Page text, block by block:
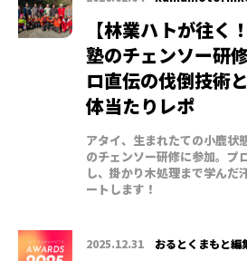
【林業ハトが往く
塾のチェンソー研
ロ直伝の伐倒技術
体当たりレポ
アタイ、生まれたての小鹿状
のチェンソー研修に参加。プ
し、掛かり木処理まで学んだ
ートします！
2025.12.31 おるとくまもと編